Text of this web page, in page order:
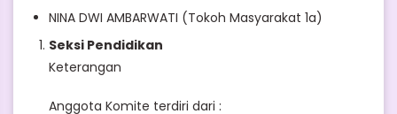
NINA DWI AMBARWATI (Tokoh Masyarakat 1a)
Seksi Pendidikan
Keterangan
Anggota Komite terdiri dari :